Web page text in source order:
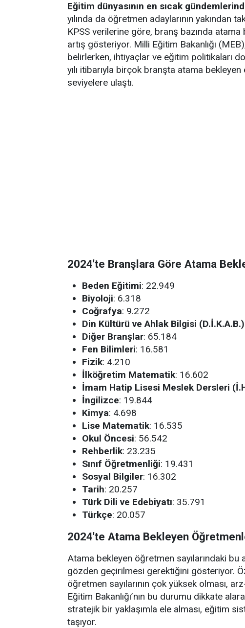
Eğitim dünyasının en sıcak
yılında da öğretmen adaylarının yakından
KPSS verilerine göre, branş bazında atama
artış gösteriyor. Milli Eğitim Bakanlığı
belirlerken, ihtiyaçlar ve eğitim politikaları
yılı itibarıyla birçok branşta atama
seviyelere ulaştı.
2024'te Branşlara Göre Atama
Beden Eğitimi: 22.949
Biyoloji: 6.318
Coğrafya: 9.272
Din Kültürü ve Ahlak Bilgisi (D.İ.K.A.B.)
Diğer Branşlar: 65.184
Fen Bilimleri: 16.581
Fizik: 4.210
İlköğretim Matematik: 16.602
İmam Hatip Lisesi Meslek Dersleri
İngilizce: 19.844
Kimya: 4.698
Lise Matematik: 16.535
Okul Öncesi: 56.542
Rehberlik: 23.235
Sınıf Öğretmenliği: 19.431
Sosyal Bilgiler: 16.302
Tarih: 20.257
Türk Dili ve Edebiyatı: 35.791
Türkçe: 20.057
2024'te Atama Bekleyen
Atama bekleyen öğretmen sayılarındaki bu
gözden geçirilmesi gerektiğini gösteriyor.
öğretmen sayılarının çok yüksek olması,
Eğitim Bakanlığı’nın bu durumu dikkate
stratejik bir yaklaşımla ele alması, eğitim
taşıyor.